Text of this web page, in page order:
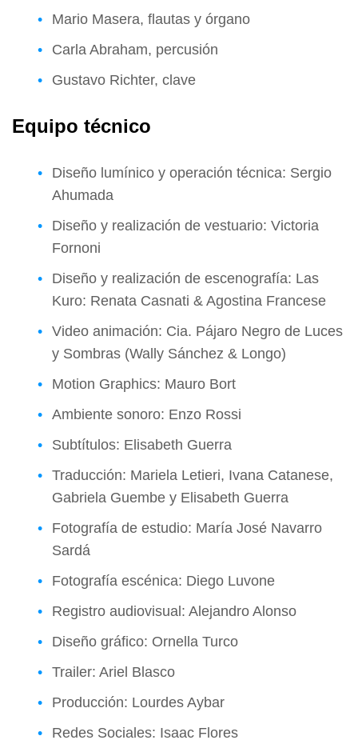
Mario Masera, flautas y órgano
Carla Abraham, percusión
Gustavo Richter, clave
Equipo técnico
Diseño lumínico y operación técnica: Sergio
Ahumada
Diseño y realización de vestuario: Victoria
Fornoni
Diseño y realización de escenografía: Las
Kuro: Renata Casnati & Agostina Francese
Video animación: Cia. Pájaro Negro de Luces
y Sombras (Wally Sánchez & Longo)
Motion Graphics: Mauro Bort
Ambiente sonoro: Enzo Rossi
Subtítulos: Elisabeth Guerra
Traducción: Mariela Letieri, Ivana Catanese,
Gabriela Guembe y Elisabeth Guerra
Fotografía de estudio: María José Navarro
Sardá
Fotografía escénica: Diego Luvone
Registro audiovisual: Alejandro Alonso
Diseño gráfico: Ornella Turco
Trailer: Ariel Blasco
Producción: Lourdes Aybar
Redes Sociales: Isaac Flores